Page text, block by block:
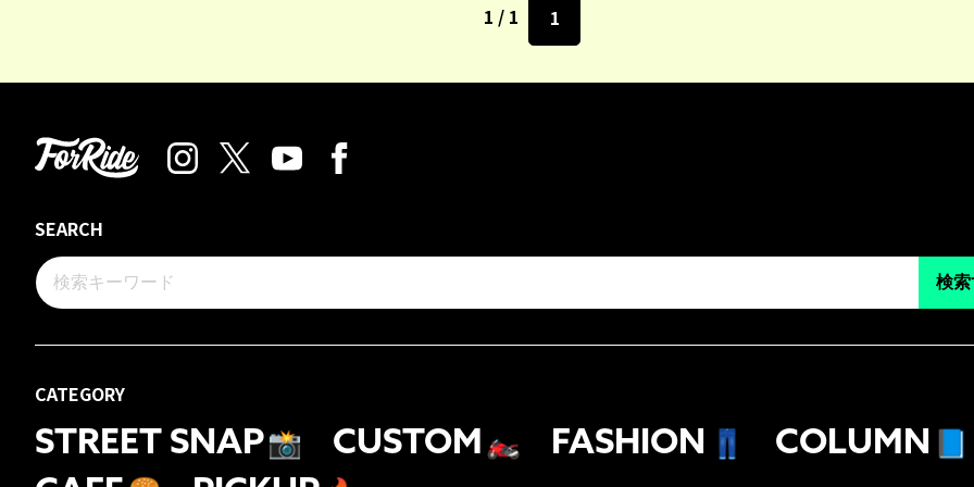
1 / 1 1
SEARCH
検
CATEGORY
STREET SNAP📸 CUSTOM 🏍 FASHION 👖 COLUMN